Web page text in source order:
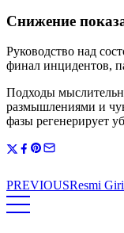
Снижение
Руководство над
финал инцидентов,
Подходы
размышлениями и
фазы регенерирует
PREVIOUSResmi